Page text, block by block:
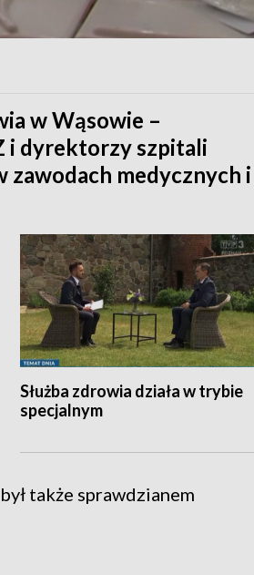
w Wąsowie –
i dyrektorzy szpitali
zawodach medycznych i
Służba zdrowia działa w trybie
specjalnym
także sprawdzianem